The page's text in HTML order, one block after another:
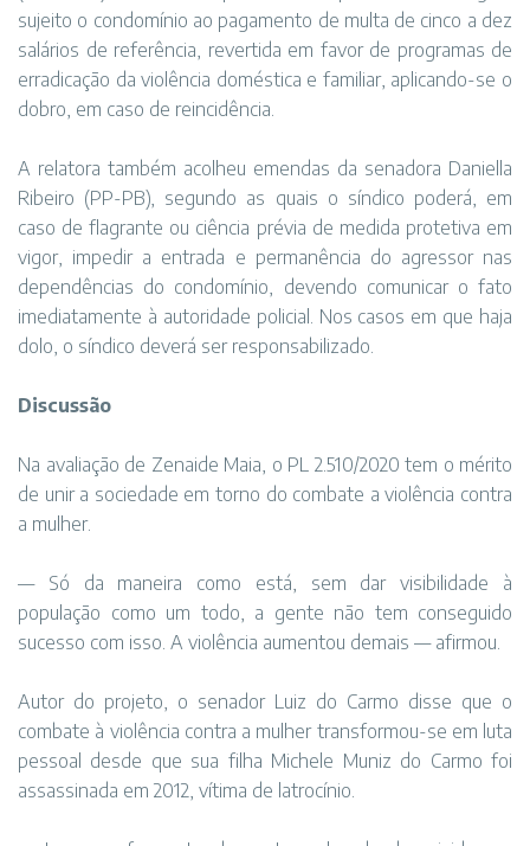
sujeito o condomínio ao pagamento de multa de cinco a dez
salários de referência, revertida em favor de programas de
erradicação da violência doméstica e familiar, aplicando-se o
dobro, em caso de reincidência.
A relatora também acolheu emendas da senadora Daniella
Ribeiro (PP-PB), segundo as quais o síndico poderá, em
caso de flagrante ou ciência prévia de medida protetiva em
vigor, impedir a entrada e permanência do agressor nas
dependências do condomínio, devendo comunicar o fato
imediatamente à autoridade policial. Nos casos em que haja
dolo, o síndico deverá ser responsabilizado.
Discussão
Na avaliação de Zenaide Maia, o PL 2.510/2020 tem o mérito
de unir a sociedade em torno do combate a violência contra
a mulher.
— Só da maneira como está, sem dar visibilidade à
população como um todo, a gente não tem conseguido
sucesso com isso. A violência aumentou demais — afirmou.
Autor do projeto, o senador Luiz do Carmo disse que o
combate à violência contra a mulher transformou-se em luta
pessoal desde que sua filha Michele Muniz do Carmo foi
assassinada em 2012, vítima de latrocínio.